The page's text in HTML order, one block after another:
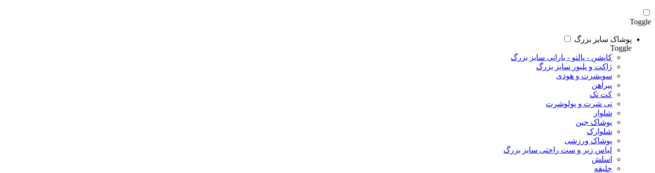
Toggle
پوشاک سایز بزرگ
Toggle
کاپشن - پالتو - بارانی سایز بزرگ
ژاکت و پلیور سایز بزرگ
سویشرت و هودی
پیراهن
کت تک
تی شرت و پولوشرت
شلوار
پوشاک جین
شلوارک
پوشاک ورزشی
لباس زیر و ست راحتی سایز بزرگ
اسلش
جلیقه